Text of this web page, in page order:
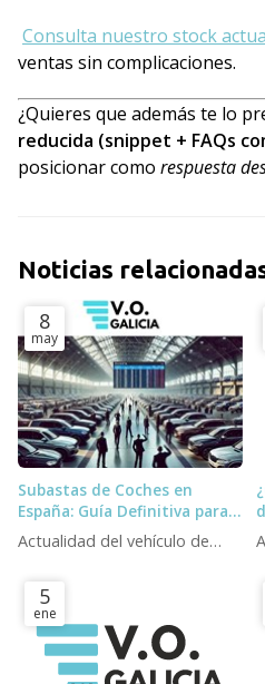
Consulta nuestro stock
ventas sin complicaciones.
¿Quieres que además te lo
reducida (snippet + FAQs
posicionar como respuesta
Noticias
8
may
Subastas de Coches en
España: Guía Definitiva para
Profesionales (Y la
Alternativa )
Actualidad del vehículo de
5
ene